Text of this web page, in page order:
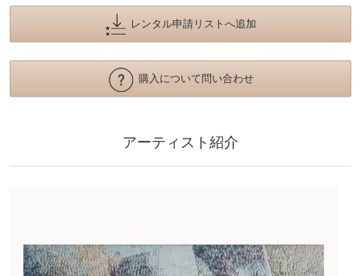
レンタル申請リストへ追加
購入について問い合わせ
アーティスト紹介